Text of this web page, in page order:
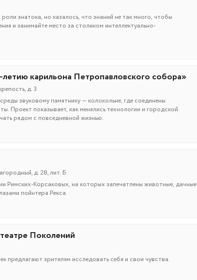
знатока, но казалось, что знаний не так много, чтобы
и занимайте место за столиком интеллектуально-
карильона Петропавловского собора»
д. 3
звуковому памятнику — колокольне, где соединены
Проект показывает, как менялись технологии и городской
рядом с повседневной жизнью.
д. 28, лит. Б
Римских-Корсаковых, на которых запечатлены животные, дачные
пойнтера Рекса.
Поколений
предлагают зрителям исследовать себя и свои чувства.